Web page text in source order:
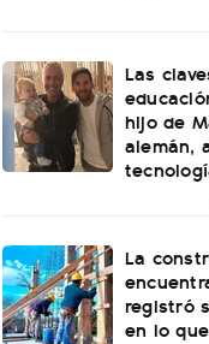
Las
hijo de
alemán,
La
registró
en lo